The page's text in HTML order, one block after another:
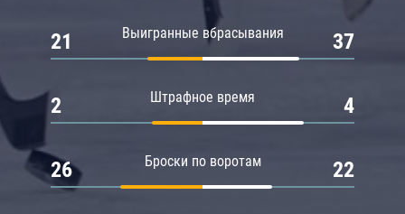
Выигранные вбрасывания
21 37
Штрафное время
2 4
Броски по воротам
26 22